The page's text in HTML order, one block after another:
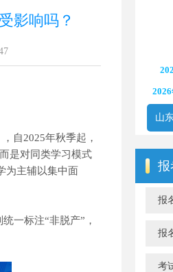
影响吗？
自2025年秋季起，
是对同类学习模式
为主辅以集中面
一标注“非脱产”，
山
报
报
报
考